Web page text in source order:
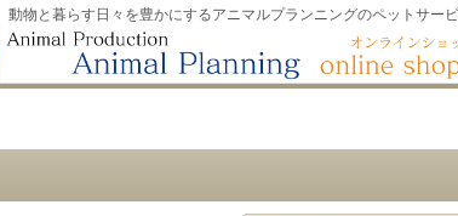
動物と暮らす日々を豊かにするアニマルプランニングのペットサー